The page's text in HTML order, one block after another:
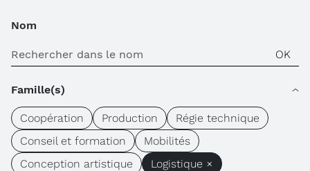
Nom
Famille(s)
Coopération Production
Régie technique
Conseil et formation
Mobilités
Conception artistique
Logistique ×